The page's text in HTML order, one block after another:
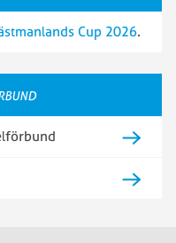
Cup 2026.